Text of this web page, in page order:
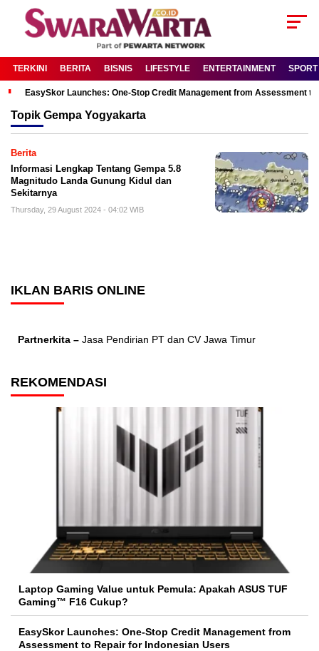
TERKINI BERITA BISNIS LIFESTYLE ENTERTAINMENT SPORT
EasySkor Launches: One-Stop Credit Management from Assessment
Topik Gempa Yogyakarta
Berita
Informasi Lengkap Tentang Gempa 5.8
Magnitudo Landa Gunung Kidul dan
Sekitarnya
Thursday, 29 August 2024 - 04:02 WIB
IKLAN BARIS ONLINE
Partnerkita – Jasa Pendirian PT dan CV Jawa Timur
REKOMENDASI
Laptop Gaming Value untuk Pemula: Apakah ASUS TUF
Gaming™ F16 Cukup?
EasySkor Launches: One-Stop Credit Management from
Assessment to Repair for Indonesian Users